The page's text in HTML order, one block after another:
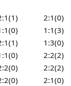
2:1(0)
1:1(3)
1:3(0)
2:2(2)
2:2(2)
2:1(0)